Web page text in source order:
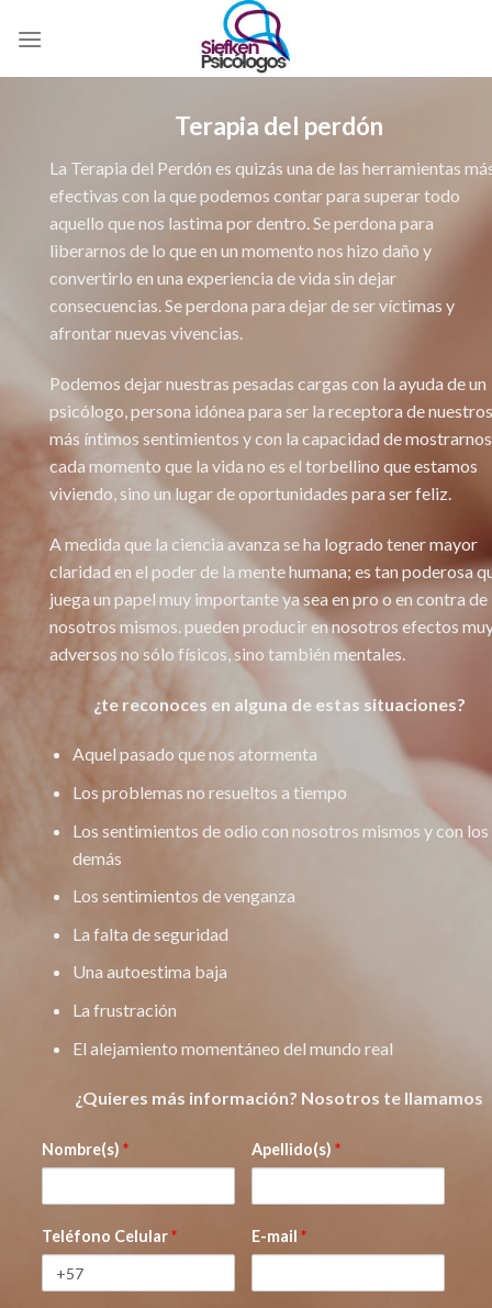
Terapia del perdón
La Terapia del Perdón es quizás una de las herramientas
efectivas con la que podemos contar para superar todo
aquello que nos lastima por dentro. Se perdona para
liberarnos de lo que en un momento nos hizo daño y
convertirlo en una experiencia de vida sin dejar
consecuencias. Se perdona para dejar de ser víctimas y
afrontar nuevas vivencias.
Podemos dejar nuestras pesadas cargas con la ayuda de un
psicólogo, persona idónea para ser la receptora de nuestros
más íntimos sentimientos y con la capacidad de
cada momento que la vida no es el torbellino que estamos
viviendo, sino un lugar de oportunidades para ser feliz.
A medida que la ciencia avanza se ha logrado tener mayor
claridad en el poder de la mente humana; es tan poderosa
juega un papel muy importante ya sea en pro o en contra de
nosotros mismos. pueden producir en nosotros efectos
adversos no sólo físicos, sino también mentales.
¿te reconoces en alguna de estas situaciones?
Aquel pasado que nos atormenta
Los problemas no resueltos a tiempo
Los sentimientos de odio con nosotros mismos y con los
demás
Los sentimientos de venganza
La falta de seguridad
Una autoestima baja
La frustración
El alejamiento momentáneo del mundo real
¿Quieres más información? Nosotros te llamamos
Nombre(s) * Apellido(s) *
Teléfono Celular* E-mail *